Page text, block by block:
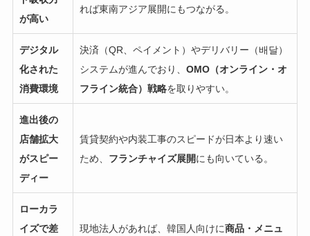
が高い
れば東南アジア展開にもつながる。
デジタル
化された
消費環境
決済（QR、ペイメント）やデリバリー（배달）
システムが進んでおり、 OMO（オンライン・オ
フライン統合）戦略を取りやすい。
進出後の
店舗拡大
がスピー
ディー
賃貸契約や内装工事のスピードが日本より速い
ため、 フランチャイズ展開にも向いている。
ローカラ
イズで差
現地法人があれば、韓国人向けに商品・メニュ